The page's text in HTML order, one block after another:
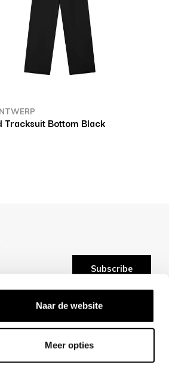
Naar de website
Meer opties
Tracksuit Bottom Black
Subscribe